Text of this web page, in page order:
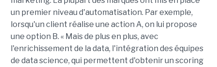
un premier niveau d'automatisation. Par exemple,
lorsqu'un client réalise une action A, on lui propose
une option B. « Mais de plus en plus, avec
l'enrichissement de la data, l'intégration des équipes
de data science, qui permettent d'obtenir un scoring